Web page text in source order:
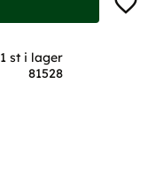
1 st i lager
81528